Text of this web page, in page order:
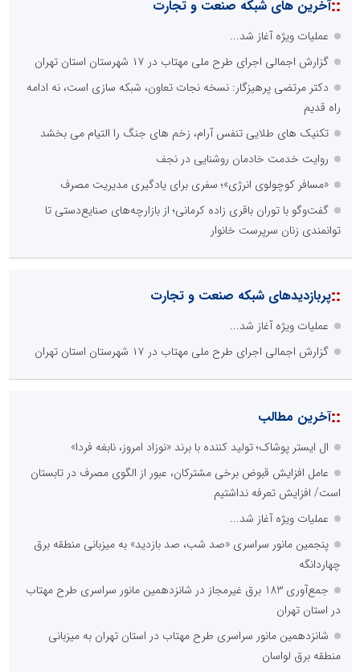
::آخرین های شبکه صنعت و تجارت
عملیات ویژه آغاز شد...
گزارش اجمالی اجرای طرح ملی مهتاب در ۱۷ شهرستان استان تهران
دکتر مرتضی پرهیزگار: نسخه نجات تعاون، شبکه سازی است، نه ادامه
راه قدیم
تکنیک های طلایی تنفس آرام، زخم های جنگ را التیام می بخشد
روایت خدمت خادمان روشنایی در نجف
«مسافر کوچولوی انرژی»؛ سفری برای یادگیری مدیریت مصرف
گفت‌وگو با توران باقری‌ زاده کرمانی؛ از بازارچه‌های صنایع‌دستی تا
توانمندی زنان سرپرست خانوار
::پربازدیدهای شبکه صنعت و تجارت
عملیات ویژه آغاز شد...
گزارش اجمالی اجرای طرح ملی مهتاب در ۱۷ شهرستان استان تهران
::آخرین مطالب
ال ایستر پوشاک؛ تولید کننده با برند «نوزاد امروز، نابغه فردا»
عامل افزایش قبوض برخی مشترکان، عبور از الگوی مصرف در تابستان
است/ افزایش تعرفه نداشتیم
عملیات ویژه آغاز شد...
پنجمین مانور سراسری «صد شب، صد بازدید» به میزبانی منطقه برق
چهاردانگه
جمع‌آوری 183 برق غیرمجاز در شانزدهمین مانور سراسری طرح مهتاب
در استان تهران
شانزدهمین مانور سراسری طرح مهتاب در استان تهران به میزبانی
منطقه برق لواسان